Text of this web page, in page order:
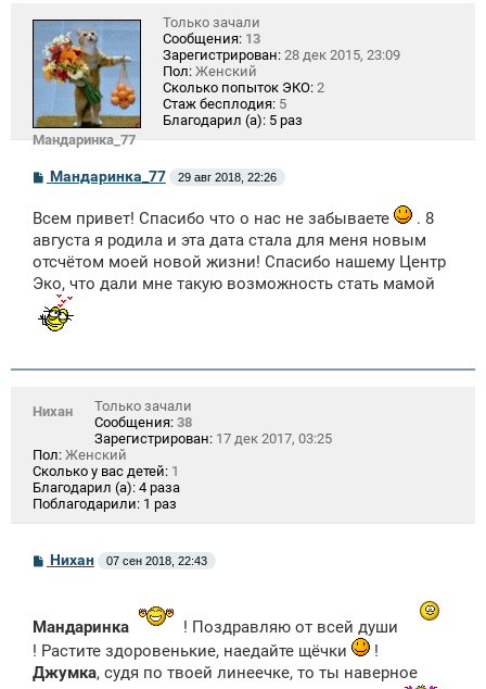
Мандаринка_77
Только зачали
Сообщения: 13
Зарегистрирован: 28 дек 2015, 23:09
Пол: Женский
Сколько попыток ЭКО: 2
Стаж бесплодия: 5
Благодарил (а): 5 раз
С
б
щ
е
н
и
Мандаринка_77 29 авг 2018, 22:26
Всем привет! Спасибо что о нас не забываете
. 8
августа я родила и эта дата стала для меня новым
отсчётом моей новой жизни! Спасибо нашему Центр
Эко, что дали мне такую возможность стать мамой
Нихан
Только зачали
Сообщения: 38
Зарегистрирован: 17 дек 2017, 03:25
Пол: Женский
Сколько у вас детей: 1
Благодарил (а): 4 раза
Поблагодарили: 1 раз
С
щ
е
н
е
Нихан 07 сен 2018, 22:43
Мандаринка
! Поздравляю от всей души
! Растите здоровенькие, наедайте щёчки
!
Джумка, судя по твоей линеечке, то ты наверное